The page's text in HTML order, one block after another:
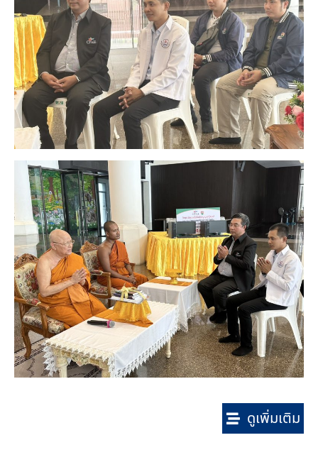
ดูเพิ่มเติม